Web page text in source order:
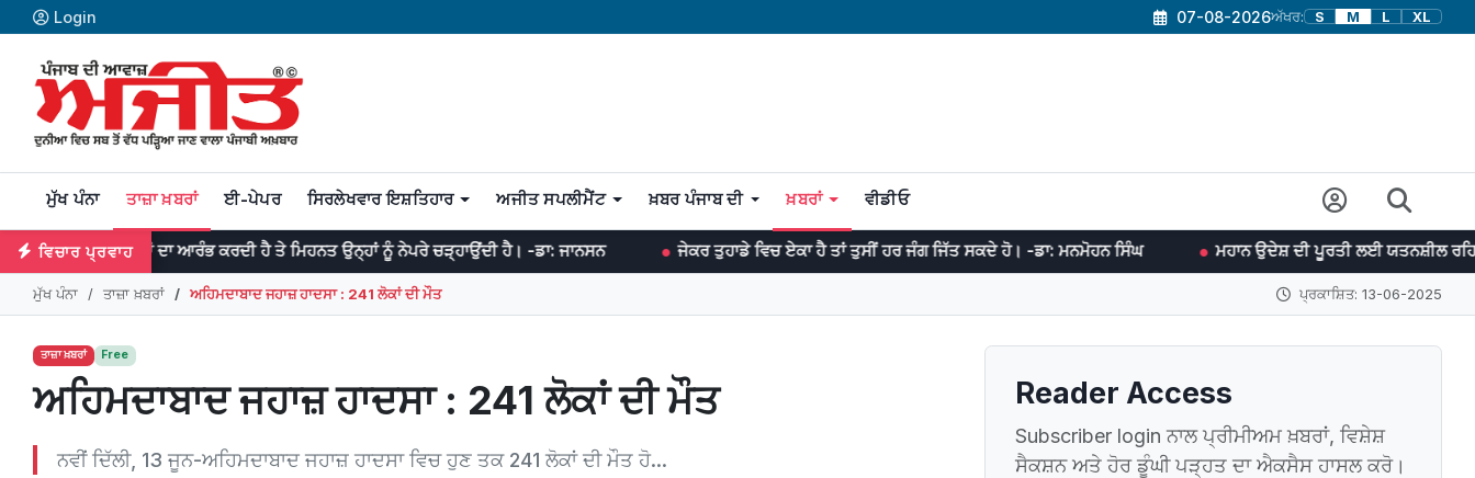
Login 07-08-2026ਅੱਖਰ: S M L XL
ਮੁੱਖ ਪੰਨਾ ਤਾਜ਼ਾ ਖ਼ਬਰਾਂ ਈ-ਪੇਪਰ ਸਿਰਲੇਖਵਾਰ ਇਸ਼ਤਿਹਾਰ ਅਜੀਤ ਸਪਲੀਮੈਂਟ ਖ਼ਬਰ ਪੰਜਾਬ ਦੀ ਖ਼ਬਰਾਂ ਵੀਡੀਓ
ਵਿਚਾਰ ਪ੍ਰਵਾਹ
ਕੰਮਾਂ ਦਾ ਆਰੰਭ ਕਰਦੀ ਹੈ ਤੇ ਮਿਹਨਤ ਉਨ੍ਹਾਂ ਨੂੰ ਨੇਪਰੇ ਚੜ੍ਹਾਉਂਦੀ ਹੈ। -ਡਾ: ਜਾਨਸਨ ਜੇਕਰ ਤੁਹਾਡੇ ਵਿਚ ਏਕਾ ਹੈ ਤਾਂ ਤੁਸੀਂ ਹਰ ਜੰਗ ਜਿੱਤ ਸਕਦੇ ਹੋ। -ਡਾ: ਮਨਮੋਹਨ ਸਿੰਘ ਮਹਾਨ ਉਦੇਸ਼ ਦੀ ਪੂਰਤੀ ਲਈ ਯਤਨਸ਼ੀਲ ਰਹਿਣ ਵਿਚ ਹੀ ਖੁਸ਼ੀ
ਮੁੱਖ ਪੰਨਾ ਤਾਜ਼ਾ ਖ਼ਬਰਾਂ ਅਹਿਮਦਾਬਾਦ ਜਹਾਜ਼ ਹਾਦਸਾ : 241 ਲੋਕਾਂ ਦੀ ਮੌਤ ਪ੍ਰਕਾਸ਼ਿਤ: 13-06-2025
ਤਾਜ਼ਾ ਖ਼ਬਰਾਂ Free
ਅਹਿਮਦਾਬਾਦ ਜਹਾਜ਼ ਹਾਦਸਾ : 241 ਲੋਕਾਂ ਦੀ ਮੌਤ
ਨਵੀਂ ਦਿੱਲੀ, 13 ਜੂਨ-ਅਹਿਮਦਾਬਾਦ ਜਹਾਜ਼ ਹਾਦਸਾ ਵਿਚ ਹੁਣ ਤਕ 241 ਲੋਕਾਂ ਦੀ ਮੌਤ ਹੋ...
Reader Access
Subscriber login ਨਾਲ ਪ੍ਰੀਮੀਅਮ ਖ਼ਬਰਾਂ, ਵਿਸ਼ੇਸ਼
ਸੈਕਸ਼ਨ ਅਤੇ ਹੋਰ ਡੂੰਘੀ ਪੜ੍ਹਤ ਦਾ ਐਕਸੈਸ ਹਾਸਲ ਕਰੋ।